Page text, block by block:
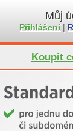
Můj
Přihlášení|
Koupit